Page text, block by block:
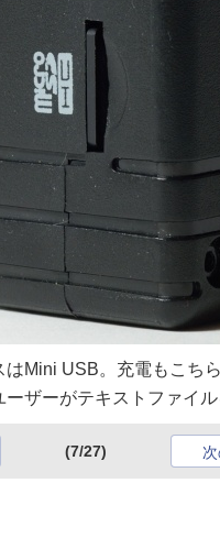
はMini USB。充電もこち
ーザーがテキストファイ
(7/27)